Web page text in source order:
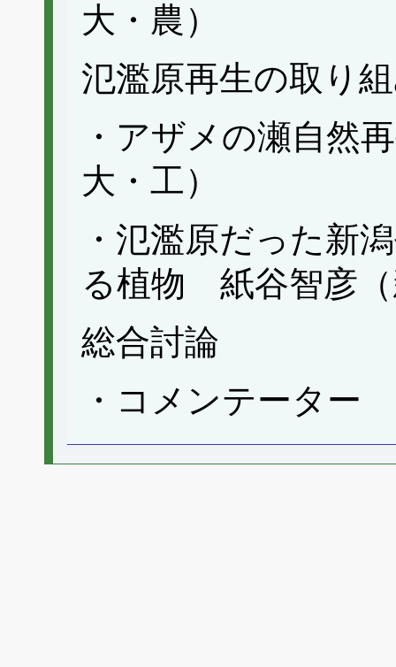
大・農）
氾濫原再生の取り
・アザメの瀬自然
大・工）
・氾濫原だった新
る植物 紙谷智彦（
総合討論
・コメンテーター